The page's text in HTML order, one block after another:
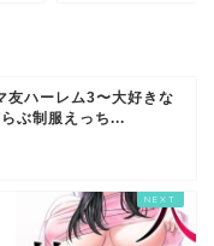
友ハーレム3〜大好きな
ぶ制服えっち...